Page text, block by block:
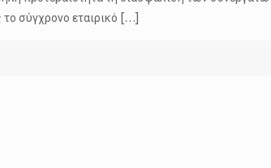
σύγχρονο εταιρικό […]